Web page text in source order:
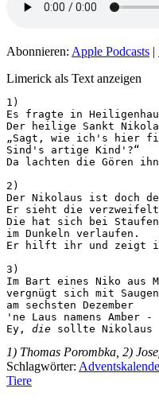
Abonnieren: Apple Podcasts |
Limerick als Text anzeigen
1)
Es fragte in
Der heilige Sankt
„Sagt, wie ich's hier
Sind's artige Kind'?“
Da lachten die Gören
2)
Der Nikolaus ist doch
Er sieht die
Die hat sich bei Staufen
im Dunkeln verlaufen.
Er hilft ihr und zeigt
3)
Im Bart eines Niko aus
vergnügt sich mit
am sechsten Dezember
'ne Laus namens Amber -
Ey, die sollte Nikolaus
1) Thomas Porombka, 2)
Schlagwörter:
Tiere